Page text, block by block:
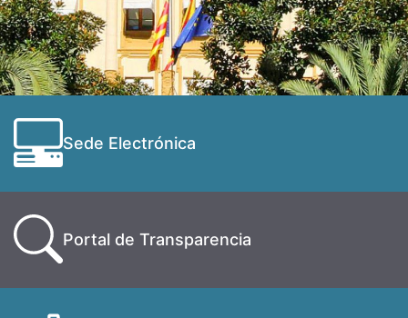
Sede Electrónica
Portal de Transparencia